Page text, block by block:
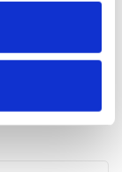
400 x